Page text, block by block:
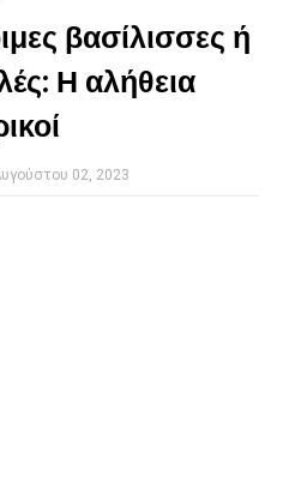
βασίλισσες ή
Η αλήθεια
02, 2023